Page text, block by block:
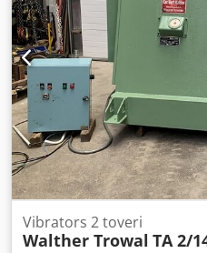
Vibrators 2 toveri
Walther Trowal TA 2/